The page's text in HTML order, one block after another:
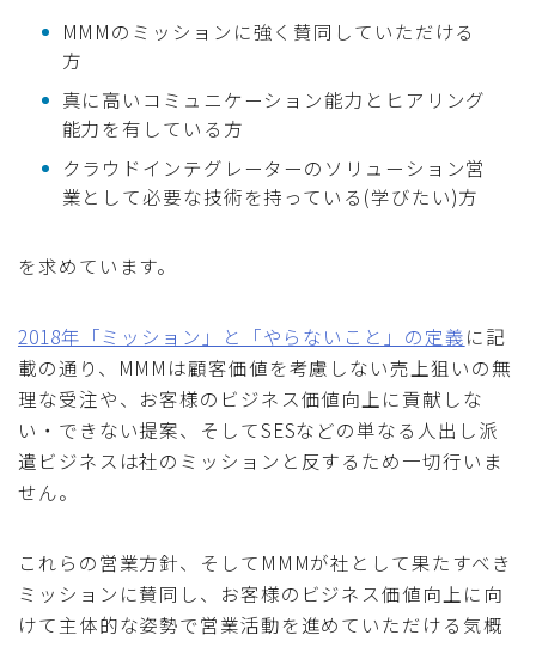
MMMのミッションに強く賛同していただける
方
真に高いコミュニケーション能力とヒアリング
能力を有している方
クラウドインテグレーターのソリューション営
業として必要な技術を持っている(学びたい)方
を求めています。
2018年「ミッション」と「やらないこと」の定義に記
載の通り、MMMは顧客価値を考慮しない売上狙いの無
理な受注や、お客様のビジネス価値向上に貢献しな
い・できない提案、そしてSESなどの単なる人出し派
遣ビジネスは社のミッションと反するため一切行いま
せん。
これらの営業方針、そしてMMMが社として果たすべき
ミッションに賛同し、お客様のビジネス価値向上に向
けて主体的な姿勢で営業活動を進めていただける気概